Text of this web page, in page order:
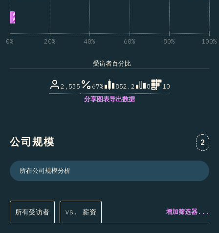
0% 20% 40% 60% 80% 100%
受访者百分比
2,535 67% 852.2 8
10
分享图表导出数据
公司规模 对“
2
所在公司规模分析
所有受访者 vs. 薪资 增加筛选器...